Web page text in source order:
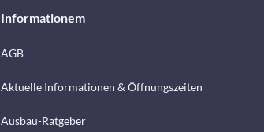
Informationem
AGB
Aktuelle Informationen & Öffnungszeiten
Ausbau-Ratgeber